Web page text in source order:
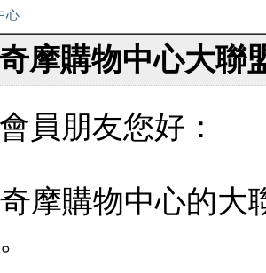
摩購物中心大聯
員朋友您好：
摩購物中心的大